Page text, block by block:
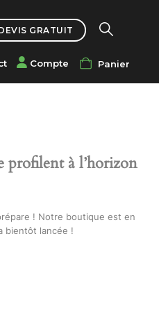
GRATUIT
Compte Panier
en aluminium
1/3 Horizontal
profilent à l’horizon
! Notre boutique est en
bientôt lancée !